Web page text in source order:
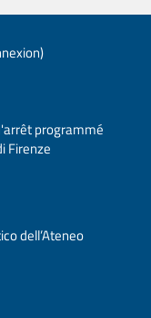
)
programmé
Firenze
dell’Ateneo